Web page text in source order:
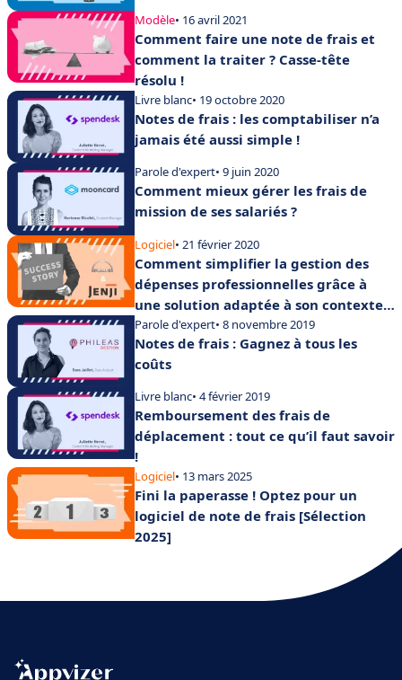
Modèle• 16 avril 2021
Comment faire une note de frais et
comment la traiter ? Casse-tête
résolu !
Livre blanc• 19 octobre 2020
Notes de frais : les comptabiliser n’a
jamais été aussi simple !
Parole d'expert• 9 juin 2020
Comment mieux gérer les frais de
mission de ses salariés ?
Logiciel• 21 février 2020
Comment simplifier la gestion des
dépenses professionnelles grâce à
une solution adaptée à son contexte
entreprise ?
Parole d'expert• 8 novembre 2019
Notes de frais : Gagnez à tous les
coûts
Livre blanc• 4 février 2019
Remboursement des frais de
déplacement : tout ce qu’il faut savoir
!
Logiciel• 13 mars 2025
Fini la paperasse ! Optez pour un
logiciel de note de frais [Sélection
2025]